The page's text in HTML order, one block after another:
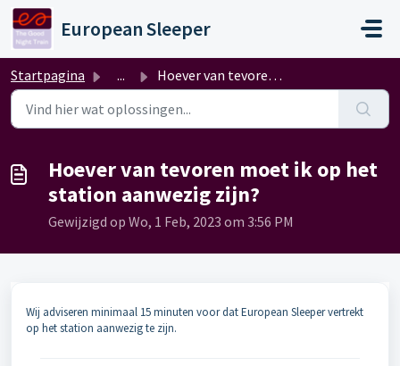
Doorgaan naar hoofdinhoud
European Sleeper
Startpagina ... Hoever van tevoren moet ik op het station aanwezig zijn?
Hoever van tevoren moet ik op het
station aanwezig zijn?
Gewijzigd op Wo, 1 Feb, 2023 om 3:56 PM
Wij adviseren minimaal 15 minuten voor dat European Sleeper vertrekt
op het station aanwezig te zijn.